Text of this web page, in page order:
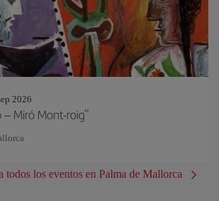
2026
– Miró Mont-roig”
todos los eventos en Palma de Mallorca